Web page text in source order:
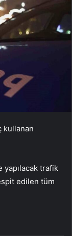
kullanan
yapılacak trafik
edilen tüm